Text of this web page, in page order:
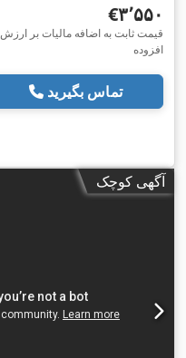
‎€۳٬۵۵۰
قیمت ثابت به اضافه مالیات بر ارزش
افزوده
تماس بگیرید
آگهی کوچک